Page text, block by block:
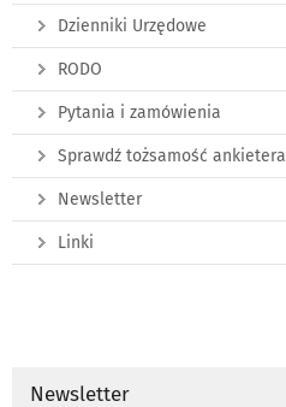
Dzienniki Urzędowe
RODO
Pytania i zamówienia
Sprawdź tożsamość ankietera
Newsletter
Linki
Newsletter